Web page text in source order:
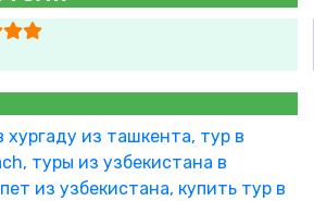
хургаду из ташкента, тур в
туры из узбекистана в
из узбекистана, купить тур в